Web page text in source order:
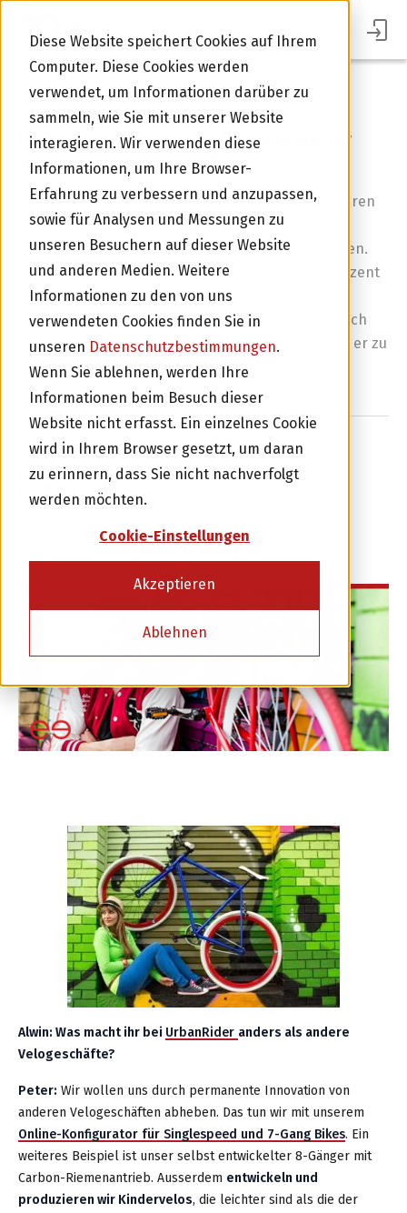
Diese Website speichert Cookies auf Ihrem
Computer. Diese Cookies werden
verwendet, um Informationen darüber zu
sammeln, wie Sie mit unserer Website
interagieren. Wir verwenden diese
Informationen, um Ihre Browser-
Erfahrung zu verbessern und anzupassen,
sowie für Analysen und Messungen zu
unseren Besuchern auf dieser Website
und anderen Medien. Weitere
Informationen zu den von uns
verwendeten Cookies finden Sie in
unseren Datenschutzbestimmungen.
Wenn Sie ablehnen, werden Ihre
Informationen beim Besuch dieser
Website nicht erfasst. Ein einzelnes Cookie
wird in Ihrem Browser gesetzt, um daran
zu erinnern, dass Sie nicht nachverfolgt
werden möchten.
Cookie-Einstellungen
Akzeptieren
Ablehnen
Zurück zur Übersicht
Urban Rider: Wachstumsfinanzierung für
trendiges Bike-Geschäft
Urban Rider ist für seine individuell konfigurierbaren
Velos bekannt. Das Unternehmen hat eine
Wachstumsfinanzierung mit Crowdlending erhalten.
Diese beläuft sich auf 60‘000 Franken für 4,25 Prozent
Zins und drei Jahre Laufzeit. Bei einem Kaffee im
brandneuen Laden an der Lagerstrasse 57 in Zürich
hat mir Firmengründer Peter Graf erzählt, warum er zu
swisspeers gekommen ist.
ALWIN MEYER
21 OKTOBER 2016
0 KOMMENTARE
Alwin: Was macht ihr bei UrbanRider anders als andere
Velogeschäfte?
Peter: Wir wollen uns durch permanente Innovation von
anderen Velogeschäften abheben. Das tun wir mit unserem
Online-Konfigurator für Singlespeed und 7-Gang Bikes. Ein
weiteres Beispiel ist unser selbst entwickelter 8-Gänger mit
Carbon-Riemenantrieb. Ausserdem entwickeln und
produzieren wir Kindervelos, die leichter sind als die der